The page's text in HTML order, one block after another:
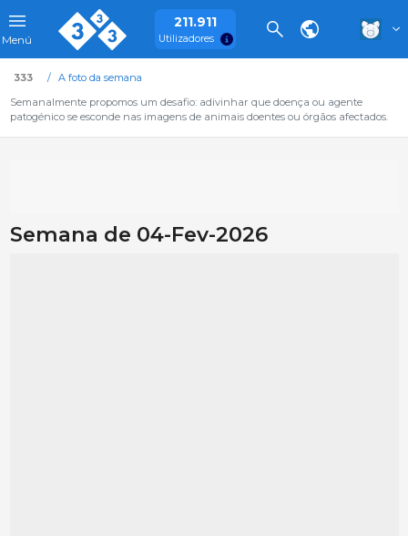
Menú
211.911
Utilizadores
333
A foto da semana
Semanalmente propomos um desafio: adivinhar que doença ou agente
patogénico se esconde nas imagens de animais doentes ou órgãos afectados.
Semana de 04-Fev-2026